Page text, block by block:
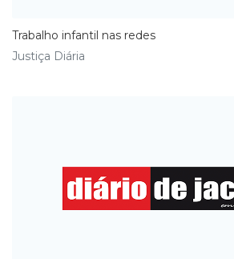
Trabalho infantil nas redes
Justiça Diária